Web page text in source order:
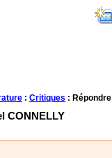
: Critiques : Répondre
CONNELLY